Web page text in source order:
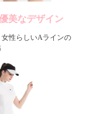
美なデザイン
性らしいAラインの